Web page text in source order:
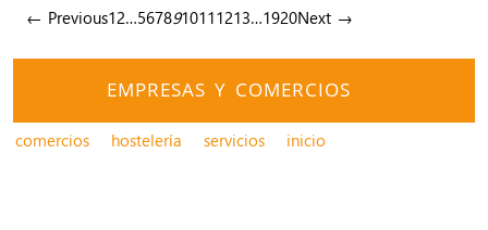
← Previous12…5678910111213…1920Next →
EMPRESAS Y COMERCIOS
comercios hostelería servicios inicio